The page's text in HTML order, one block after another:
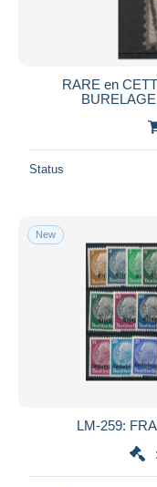
RARE en
Status
New
LM-259: